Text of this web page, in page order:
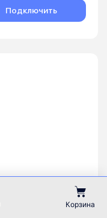
Подключить
Корзина